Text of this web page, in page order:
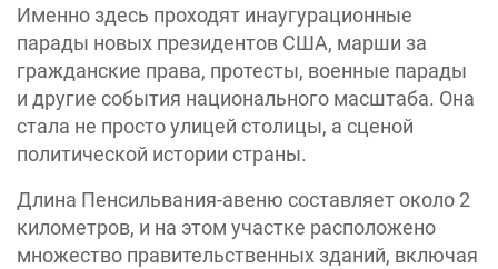
Именно здесь проходят инаугурационные
парады новых президентов США, марши за
гражданские права, протесты, военные парады
и другие события национального масштаба. Она
стала не просто улицей столицы, а сценой
политической истории страны.
Длина Пенсильвания-авеню составляет около 2
километров, и на этом участке расположено
множество правительственных зданий, включая